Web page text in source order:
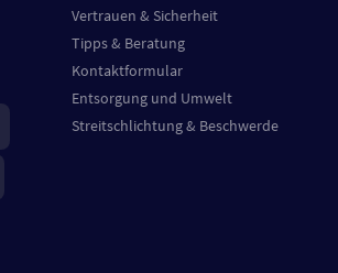
Vertrauen & Sicherheit
Tipps & Beratung
Kontaktformular
Entsorgung und Umwelt
Streitschlichtung & Beschwerde